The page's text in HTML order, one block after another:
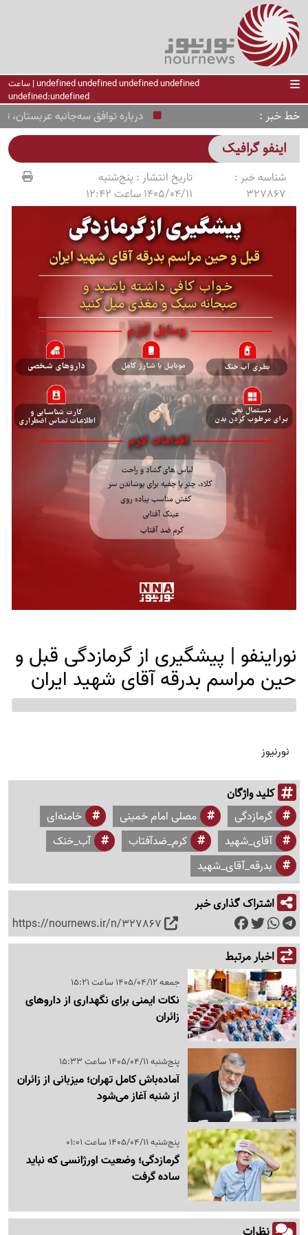
undefined undefined undefined undefined | ساعت
undefined:undefined
خط خبر درباره توافق سه‌جانبه عربستان،
اینفو گرافیک
شناسه خبر :
327867
تاریخ انتشار :پنج‌شنبه
1405/04/11 ساعت 12:42
نوراینفو | پیشگیری از گرمازدگی قبل و
حین مراسم بدرقه آقای شهید ایران
نورنیوز
کلید واژگان
گرمازدگی مصلی امام خمینی
خامنه‌ای
آقای_شهید
کرم_ضدآفتاب
آب_خنک
بدرقه_آقای_شهید
اشتراک گذاری خبر
https://nournews.ir/n/327867
اخبار مرتبط
جمعه 1405/04/12 ساعت 15:21
نکات ایمنی برای نگهداری از داروهای
زائران
پنج‌شنبه 1405/04/11 ساعت 15:33
آماده‌باش کامل تهران؛ میزبانی از زائران
از شنبه آغاز می‌شود
پنج‌شنبه 1405/04/11 ساعت 01:01
گرمازدگی؛ وضعیت اورژانسی که نباید
ساده گرفت